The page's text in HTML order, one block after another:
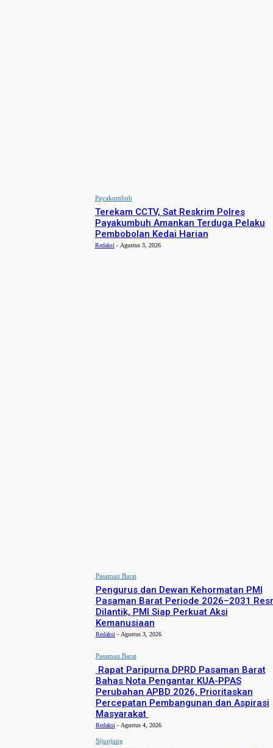
Payakumbuh
Terekam CCTV, Sat Reskrim Polres
Payakumbuh Amankan Terduga Pelaku
Pembobolan Kedai Harian
Redaksi - Agustus 3, 2026
Pasaman Barat
Pengurus dan Dewan Kehormatan PMI
Pasaman Barat Periode 2026–2031
Dilantik, PMI Siap Perkuat Aksi
Kemanusiaan
Redaksi - Agustus 3, 2026
Pasaman Barat
Rapat Paripurna DPRD Pasaman Barat
Bahas Nota Pengantar KUA-PPAS
Perubahan APBD 2026, Prioritaskan
Percepatan Pembangunan dan Aspirasi
Masyarakat
Redaksi - Agustus 4, 2026
Sijunjung